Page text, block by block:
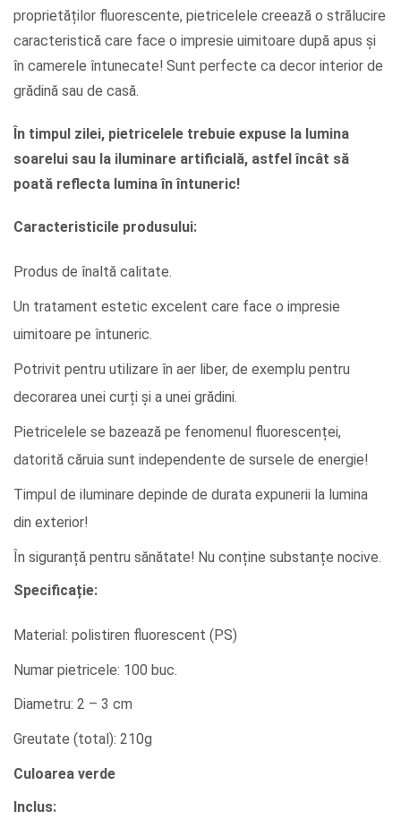
proprietăților fluorescente, pietricelele creează o strălucire
caracteristică care face o impresie uimitoare după apus și
în camerele întunecate! Sunt perfecte ca decor interior de
grădină sau de casă.
În timpul zilei, pietricelele trebuie expuse la lumina
soarelui sau la iluminare artificială, astfel încât să
poată reflecta lumina în întuneric!
Caracteristicile produsului:
Produs de înaltă calitate.
Un tratament estetic excelent care face o impresie
uimitoare pe întuneric.
Potrivit pentru utilizare în aer liber, de exemplu pentru
decorarea unei curți și a unei grădini.
Pietricelele se bazează pe fenomenul fluorescenței,
datorită căruia sunt independente de sursele de energie!
Timpul de iluminare depinde de durata expunerii la lumina
din exterior!
În siguranță pentru sănătate! Nu conține substanțe nocive.
Specificație:
Material: polistiren fluorescent (PS)
Numar pietricele: 100 buc.
Diametru: 2 – 3 cm
Greutate (total): 210g
Culoarea verde
Inclus: